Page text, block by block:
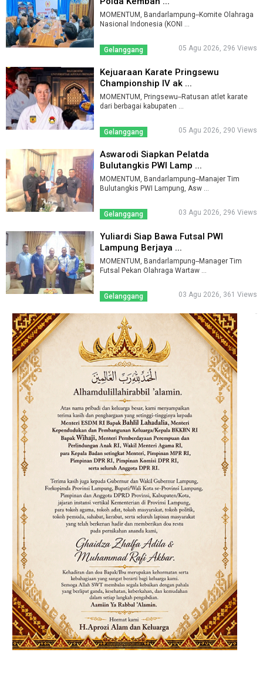
MOMENTUM, Bandarlampung--Komite Olahraga
Nasional Indonesia (KONI ...
Gelanggang 05 Agu 2026, 296 Views
Kejuaraan Karate Pringsewu
Championship IV ak ...
MOMENTUM, Pringsewu--Ratusan atlet karate
dari berbagai kabupaten ...
Gelanggang 05 Agu 2026, 290 Views
Aswarodi Siapkan Pelatda
Bulutangkis PWI Lamp ...
MOMENTUM, Bandarlampung--Manajer Tim
Bulutangkis PWI Lampung, Asw ...
Gelanggang 03 Agu 2026, 296 Views
Yuliardi Siap Bawa Futsal PWI
Lampung Berjaya ...
MOMENTUM, Bandarlampung--Manager Tim
Futsal Pekan Olahraga Wartaw ...
Gelanggang 03 Agu 2026, 361 Views